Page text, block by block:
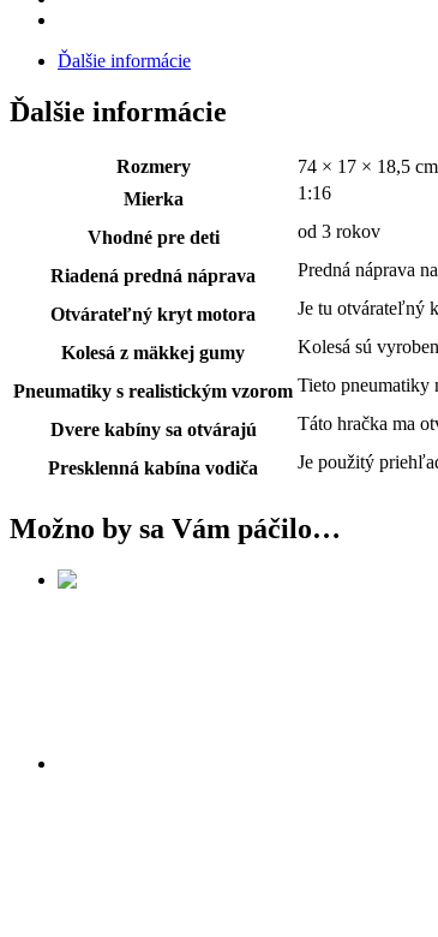
Ďalšie informácie
Ďalšie informácie
Rozmery
74 × 17 × 18,5 cm
Mierka
1:16
Vhodné pre deti od 3 rokov
Riadená predná náprava Predná náprava
Otvárateľný kryt motora Je tu otvárateľný
Kolesá z mäkkej gumy Kolesá sú
Pneumatiky s realistickým vzorom Tieto pneumatiky
Dvere kabíny sa otvárajú Táto hračka ma
Presklenná kabína vodiča Je použitý
Možno by sa Vám páčilo…